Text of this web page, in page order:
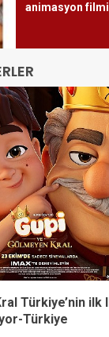
animasyon
M Lisa ve Dolu
Tut’tan Yeni İş
Türkiye
Gözde
Magazin’de:
olarak var
Kayseri’de
vardı!-Türkiye
Türkiye’nin ilk
Türkiye